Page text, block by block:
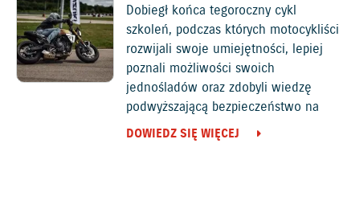
Dobiegł końca tegoroczny cykl
szkoleń, podczas których motocykliści
rozwijali swoje umiejętności, lepiej
poznali możliwości swoich
jednośladów oraz zdobyli wiedzę
podwyższającą bezpieczeństwo na
drogach.
DOWIEDZ SIĘ WIĘCEJ